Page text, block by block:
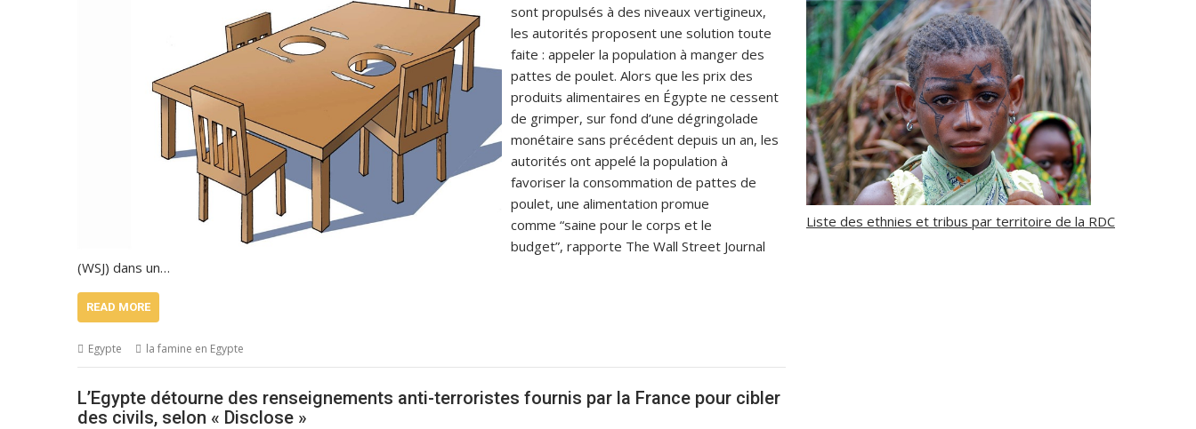
sont propulsés à des niveaux vertigineux,
les autorités proposent une solution toute
faite : appeler la population à manger des
pattes de poulet. Alors que les prix des
produits alimentaires en Égypte ne cessent
de grimper, sur fond d’une dégringolade
monétaire sans précédent depuis un an, les
autorités ont appelé la population à
favoriser la consommation de pattes de
poulet, une alimentation promue
comme “saine pour le corps et le
budget”, rapporte The Wall Street Journal
(WSJ) dans un…
READ MORE
Egypte la famine en Egypte
L’Egypte détourne des renseignements anti-terroristes fournis par la France pour cibler
des civils, selon « Disclose »
Liste des ethnies et tribus par territoire de la RDC